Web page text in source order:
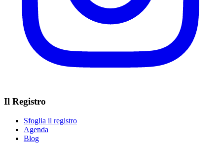
Il Registro
Sfoglia il registro
Agenda
Blog